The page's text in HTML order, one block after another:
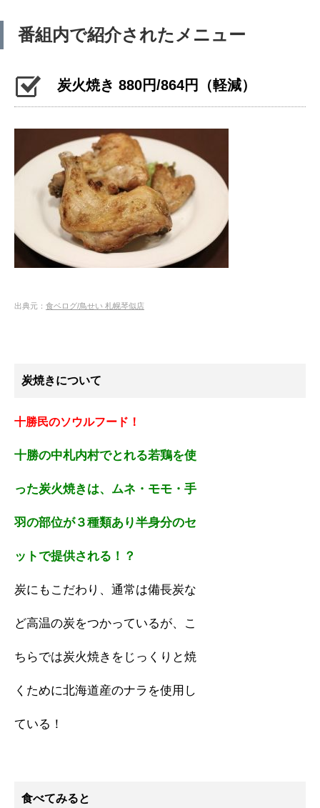
番組内で紹介されたメニュー
炭火焼き 880円/864円（軽減）
出典元： 食ベログ/鳥せい 札幌琴似店
炭焼きについて
十勝民のソウルフード！
十勝の中札内村でとれる若鶏を使
った炭火焼きは、ムネ・モモ・手
羽の部位が３種類あり半身分のセ
ットで提供される！？
炭にもこだわり、通常は備長炭な
ど高温の炭をつかっているが、こ
ちらでは炭火焼きをじっくりと焼
くために北海道産のナラを使用し
ている！
食べてみると